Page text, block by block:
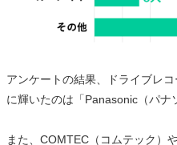
アンケートの結果、ドライブレ
に輝いたのは「Panasonic（パナ
また、COMTEC（コムテック）